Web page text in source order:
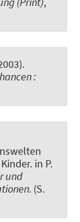
:
in P.
und
(S.